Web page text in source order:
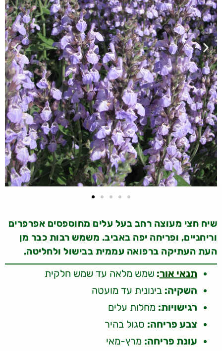
שיח חצי מעוצה רחב בעל עלים מחוספסים אפרפרים
וריחניים, ופריחה יפה באביב. משמש רבות כבר מן
העת העתיקה ברפואה עממית בבישול ולחליטה.
תנאי אור: שמש מלאה עד שמש חלקית
השקיה: בינונית עד מועטה
רגישויות: מחלות עלים
צבע פריחה: סגול בהיר
עונת פריחה: מרץ-מאי